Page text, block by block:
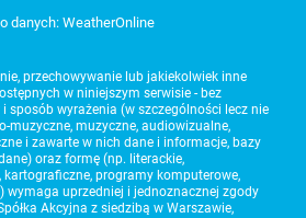
danych: WeatherOnline
przechowywanie lub jakiekolwiek inne
w niniejszym serwisie - bez
sposób wyrażenia (w szczególności lecz nie
muzyczne, muzyczne, audiowizualne,
i zawarte w nich dane i informacje, bazy
oraz formę (np. literackie,
kartograficzne, programy komputerowe,
wymaga uprzedniej i jednoznacznej zgody
Akcyjna z siedzibą w Warszawie,